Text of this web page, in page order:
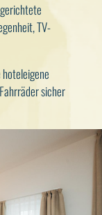
TV-
sicher